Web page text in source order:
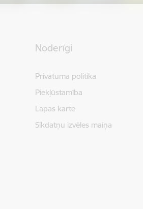
Noderīgi
Privātuma politika
Piekļūstamība
Lapas karte
Sīkdatņu izvēles maiņa